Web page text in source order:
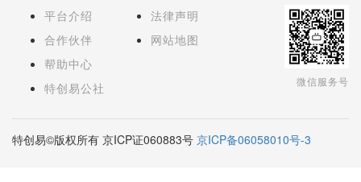
平台介绍
合作伙伴
帮助中心
特创易公社
法律声明
网站地图
微信服务号
特创易©版权所有 京ICP证060883号 京ICP备06058010号-3